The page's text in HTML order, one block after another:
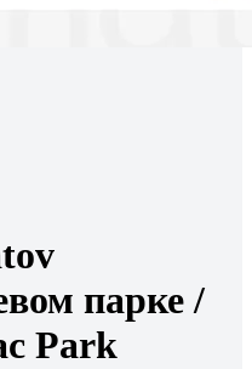
парке /
Park